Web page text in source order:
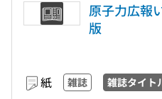
原子力広報
版
紙 雑誌 雑誌タイト